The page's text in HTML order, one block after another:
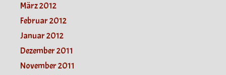
März 2012
Februar 2012
Januar 2012
Dezember 2011
November 2011